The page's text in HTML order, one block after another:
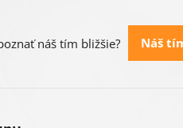
náš tím bližšie? Náš